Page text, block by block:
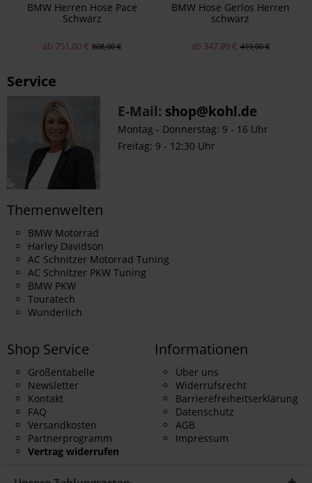
BMW Herren Hose Pace
Schwarz
ab 751,00 € 808,00 €
BMW Hose Gerlos Herren
schwarz
ab 347,99 € 419,00 €
Service
E-Mail: shop@kohl.de
Montag - Donnerstag: 9 - 16 Uhr
Freitag: 9 - 12:30 Uhr
Themenwelten
BMW Motorrad
Harley Davidson
AC Schnitzer Motorrad Tuning
AC Schnitzer PKW Tuning
BMW PKW
Touratech
Wunderlich
Shop Service
Größentabelle
Newsletter
Kontakt
FAQ
Versandkosten
Partnerprogramm
Vertrag widerrufen
Informationen
Über uns
Widerrufsrecht
Barrierefreiheitserklärung
Datenschutz
AGB
Impressum